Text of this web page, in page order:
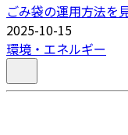
ごみ袋の運用方法を
2025-10-15
環境・エネルギー